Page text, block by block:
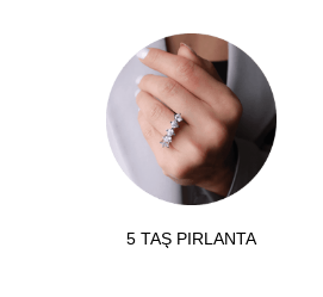
5 TAŞ PIRLANTA